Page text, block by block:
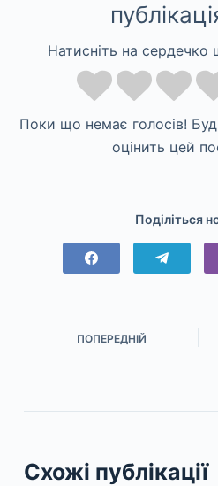
Натисніть на сердечко
Поки що немає голосів!
оцінить цей
Поділіться
ПОПЕРЕДНІЙ
Схожі публікації